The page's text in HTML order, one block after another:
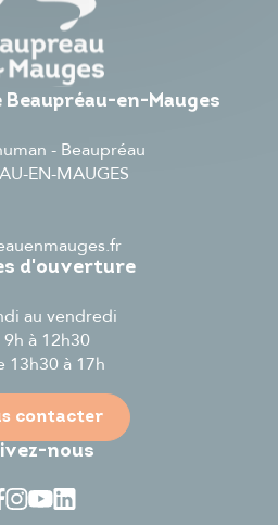
Beaupréau-en-Mauges
- Beaupréau
EN-MAUGES
d'ouverture
au vendredi
à 12h30
13h30 à 17h
contacter
nous